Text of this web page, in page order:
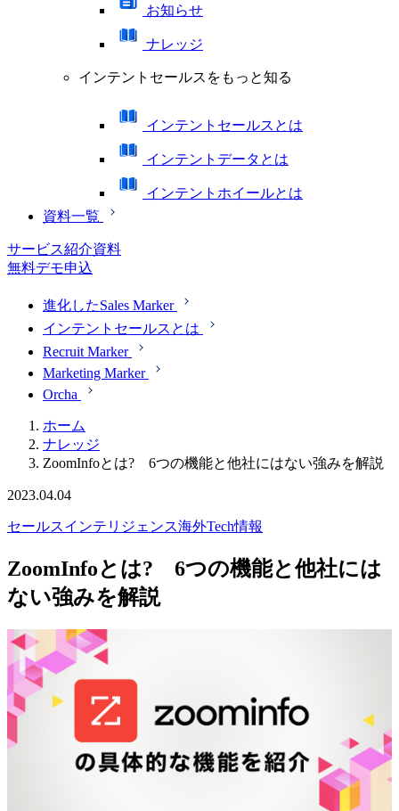
お知らせ
ナレッジ
インテントセールスをもっと知る
インテントセールスとは
インテントデータとは
インテントホイールとは
資料一覧
サービス紹介資料
無料デモ申込
進化したSales Marker
インテントセールスとは
Recruit Marker
Marketing Marker
Orcha
ホーム
ナレッジ
ZoomInfoとは? 6つの機能と他社にはない強みを解説
2023.04.04
セールスインテリジェンス海外Tech情報
ZoomInfoとは? 6つの機能と他社には
ない強みを解説